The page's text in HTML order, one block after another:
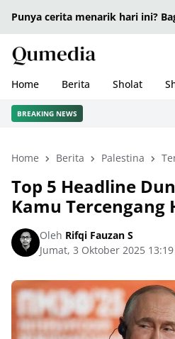
Punya cerita menarik hari ini?
Home Berita Sholat
BREAKING NEWS
Home Berita Palestina
Top 5 Headline
Kamu Tercengang
Oleh Rifqi Fauzan S
Jumat, 3 Oktober 2025